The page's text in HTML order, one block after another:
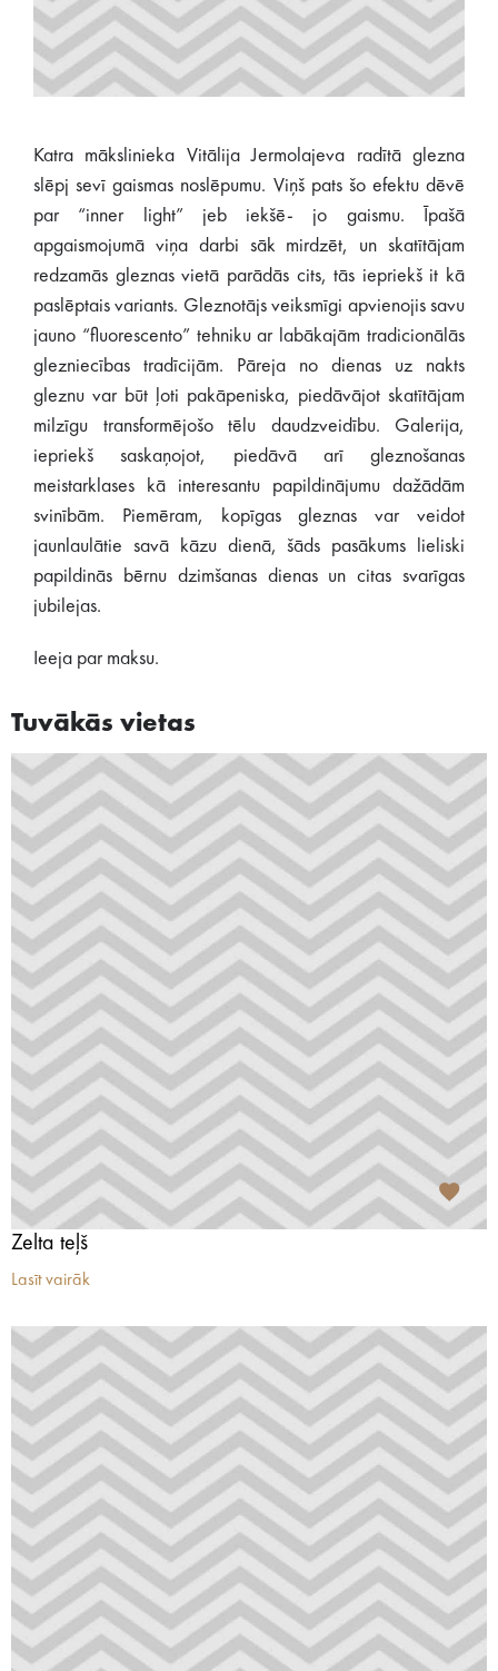
Katra mākslinieka Vitālija Jermolajeva radītā glezna
slēpj sevī gaismas noslēpumu. Viņš pats šo efektu dēvē
par “inner light” jeb iekšē- jo gaismu. Īpašā
apgaismojumā viņa darbi sāk mirdzēt, un skatītājam
redzamās gleznas vietā parādās cits, tās iepriekš it kā
paslēptais variants. Gleznotājs veiksmīgi apvienojis savu
jauno “fluorescento” tehniku ar labākajām tradicionālās
glezniecības tradīcijām. Pāreja no dienas uz nakts
gleznu var būt ļoti pakāpeniska, piedāvājot skatītājam
milzīgu transformējošo tēlu daudzveidību. Galerija,
iepriekš saskaņojot, piedāvā arī gleznošanas
meistarklases kā interesantu papildinājumu dažādām
svinībām. Piemēram, kopīgas gleznas var veidot
jaunlaulātie savā kāzu dienā, šāds pasākums lieliski
papildinās bērnu dzimšanas dienas un citas svarīgas
jubilejas.
Ieeja par maksu.
Tuvākās vietas
Zelta teļš
Lasīt vairāk